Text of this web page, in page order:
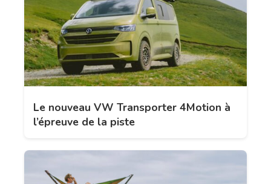
Le nouveau VW Transporter 4Motion à
l’épreuve de la piste